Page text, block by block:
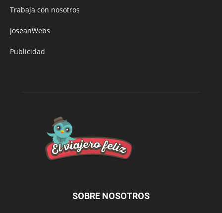
Trabaja con nosotros
JoseanWebs
Publicidad
SOBRE NOSOTROS